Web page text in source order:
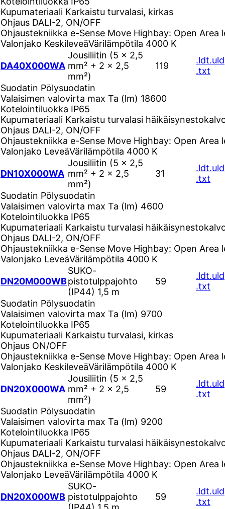
Kupumateriaali Karkaistu turvalasi, kirkas
Ohjaus DALI-2, ON/OFF
Ohjaustekniikka e-Sense Move Highbay: Open Area
Valonjako KeskileveäVärilämpötila 4000 K
DA40X000WA
Jousiliitin (5 × 2,5
mm² + 2 × 2,5
mm²)
119
.ldt.uld
.txt
Suodatin Pölysuodatin
Valaisimen valovirta max Ta (lm) 18600
Kotelointiluokka IP65
Kupumateriaali Karkaistu turvalasi
Ohjaus DALI-2, ON/OFF
Ohjaustekniikka e-Sense Move Highbay: Open Area
Valonjako LeveäVärilämpötila 4000 K
DN10X000WA
Jousiliitin (5 × 2,5
mm² + 2 × 2,5
mm²)
31
.ldt.uld
.txt
Suodatin Pölysuodatin
Valaisimen valovirta max Ta (lm) 4600
Kotelointiluokka IP65
Kupumateriaali Karkaistu turvalasi
Ohjaus DALI-2, ON/OFF
Ohjaustekniikka e-Sense Move Highbay: Open Area
Valonjako LeveäVärilämpötila 4000 K
DN20M000WB
SUKO-
pistotulppajohto
(IP44) 1,5 m
59
.ldt.uld
.txt
Suodatin Pölysuodatin
Valaisimen valovirta max Ta (lm) 9700
Kotelointiluokka IP65
Kupumateriaali Karkaistu turvalasi, kirkas
Ohjaus ON/OFF
Ohjaustekniikka e-Sense Move Highbay: Open Area
Valonjako KeskileveäVärilämpötila 4000 K
DN20X000WA
Jousiliitin (5 × 2,5
mm² + 2 × 2,5
mm²)
59
.ldt.uld
.txt
Suodatin Pölysuodatin
Valaisimen valovirta max Ta (lm) 9200
Kotelointiluokka IP65
Kupumateriaali Karkaistu turvalasi
Ohjaus DALI-2, ON/OFF
Ohjaustekniikka e-Sense Move Highbay: Open Area
Valonjako LeveäVärilämpötila 4000 K
DN20X000WB
SUKO-
pistotulppajohto
59
.ldt.uld
.txt